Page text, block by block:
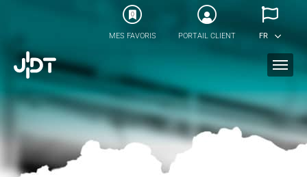
0
MES FAVORIS PORTAIL CLIENT FR